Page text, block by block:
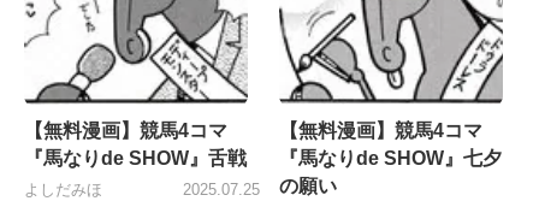
【無料漫画】競馬4コマ
『馬なりde SHOW』舌戦
よしだみほ
2025.07.25
【無料漫画】競馬4コマ
『馬なりde SHOW』七夕
の願い